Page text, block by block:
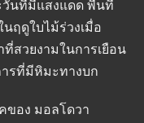
นที่มีแสงแดด พื้นที่
ฤดูใบไม้ร่วงเมื่อ
ที่สวยงามในการเยือน
รที่มีหิมะทางบก
ของ มอลโดวา